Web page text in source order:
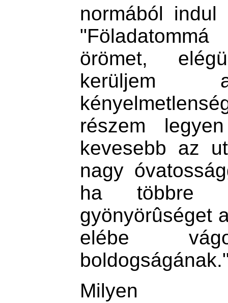
normából
örömet,
kerüljem a
részem
kevesebb az
nagy
ha többre
gyönyörûséget
elébe
Milyen